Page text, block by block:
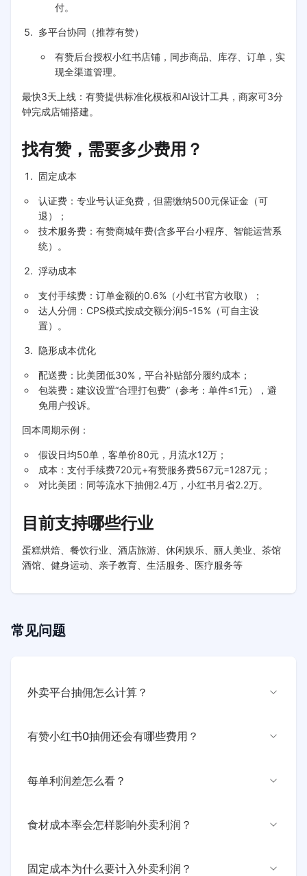
付。
多平台协同（推荐有赞）
有赞后台授权小红书店铺，同步商品、库存、订单，实
现全渠道管理。
最快3天上线：有赞提供标准化模板和AI设计工具，商家可3分
钟完成店铺搭建。
找有赞，需要多少费用？
固定成本
认证费：专业号认证免费，但需缴纳500元保证金（可
退）；
技术服务费：有赞商城年费(含多平台小程序、智能运营系
统）。
浮动成本
支付手续费：订单金额的0.6%（小红书官方收取）；
达人分佣：CPS模式按成交额分润5-15%（可自主设
置）。
隐形成本优化
配送费：比美团低30%，平台补贴部分履约成本；
包装费：建议设置“合理打包费”（参考：单件≤1元），避
免用户投诉。
回本周期示例：
假设日均50单，客单价80元，月流水12万；
成本：支付手续费720元+有赞服务费567元=1287元；
对比美团：同等流水下抽佣2.4万，小红书月省2.2万。
目前支持哪些行业
蛋糕烘焙、餐饮行业、酒店旅游、休闲娱乐、丽人美业、茶馆
酒馆、健身运动、亲子教育、生活服务、医疗服务等
常见问题
外卖平台抽佣怎么计算？
7%，每单抽佣为3.5元，还需要再扣除配送费等单均成本。
有赞小红书0抽佣还会有哪些费用？
赞云服务费计算，订单超过25元按0.5元/单，低于或等于
每单利润差怎么看？
单量。它能反映同样订单规模下，每一单因费用结构不同带
食材成本率会怎样影响外卖利润？
降，如果食材成本率过高，最终利润也可能不达预期。
固定成本为什么要计入外卖利润？